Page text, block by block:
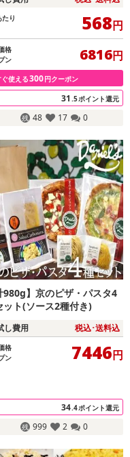
り 568円
格
ン
6816円
使える300円クーポン
31 .5ポイント還元
48 17 0
980g】京のピザ・パスタ4
ット(ソース2種付き)
し費用 税込･送料込
格
ン
7446円
34.4ポイント還元
999 2 0